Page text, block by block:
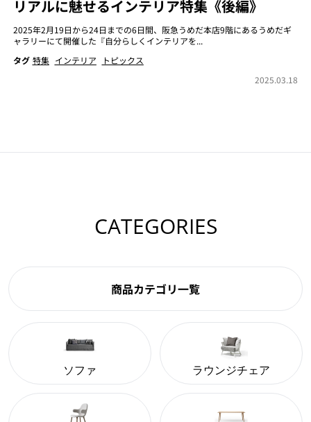
リアルに魅せるインテリア特集《後編》
2025年2月19日から24日までの6日間、阪急うめだ本店9階にあるうめだギ
ャラリーにて開催した『自分らしくインテリアを...
タグ 特集 インテリア
トピックス
2025.03.18
CATEGORIES
商品カテゴリ一覧
ソファ ラウンジチェア